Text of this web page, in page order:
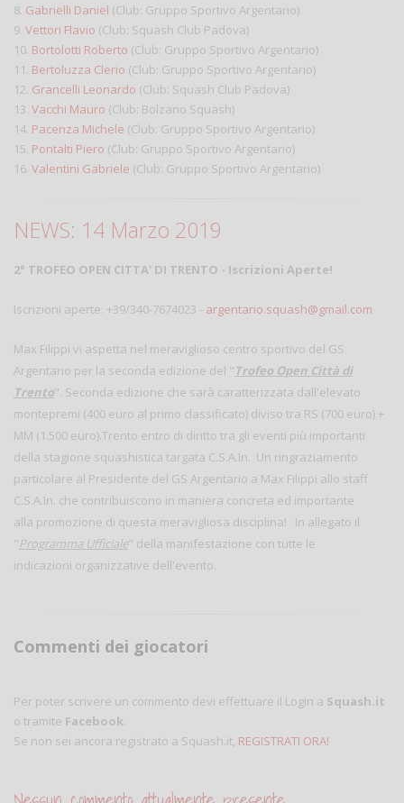
8. Gabrielli Daniel (Club: Gruppo Sportivo Argentario)
9. Vettori Flavio (Club: Squash Club Padova)
10. Bortolotti Roberto (Club: Gruppo Sportivo Argentario)
11. Bertoluzza Clerio (Club: Gruppo Sportivo Argentario)
12. Grancelli Leonardo (Club: Squash Club Padova)
13. Vacchi Mauro (Club: Bolzano Squash)
14. Pacenza Michele (Club: Gruppo Sportivo Argentario)
15. Pontalti Piero (Club: Gruppo Sportivo Argentario)
16. Valentini Gabriele (Club: Gruppo Sportivo Argentario)
NEWS: 14 Marzo 2019
2° TROFEO OPEN CITTA' DI TRENTO - Iscrizioni Aperte!
Iscrizioni aperte: +39/340-7674023 - argentario.squash@gmail.com
Max Filippi vi aspetta nel meraviglioso centro sportivo del GS
Argentario per la seconda edizione del " Trofeo Open Città di
Trento ". Seconda edizione che sarà caratterizzata dall'elevato
montepremi (400 euro al primo classificato) diviso tra RS (700 euro) +
MM (1.500 euro).Trento entro di diritto tra gli eventi più importanti
della stagione squashistica targata C.S.A.In. Un ringraziamento
particolare al Presidente del GS Argentario a Max Filippi allo staff
C.S.A.In. che contribuiscono in maniera concreta ed importante
alla promozione di questa meravigliosa disciplina! In allegato il
"Programma Ufficiale" della manifestazione con tutte le
indicazioni organizzative dell'evento.
Commenti dei giocatori
Per poter scrivere un commento devi effettuare il Login a Squash.it
o tramite Facebook.
Se non sei ancora registrato a Squash.it, REGISTRATI ORA!